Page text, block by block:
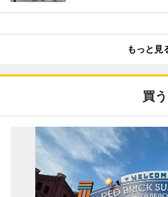
もっと見
買う